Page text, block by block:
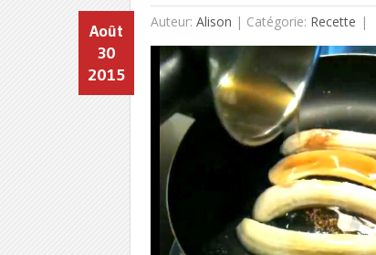
Auteur: Alison |
Août
30
2015
Catégorie: Recette